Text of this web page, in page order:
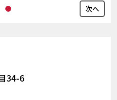
次へ
34-6